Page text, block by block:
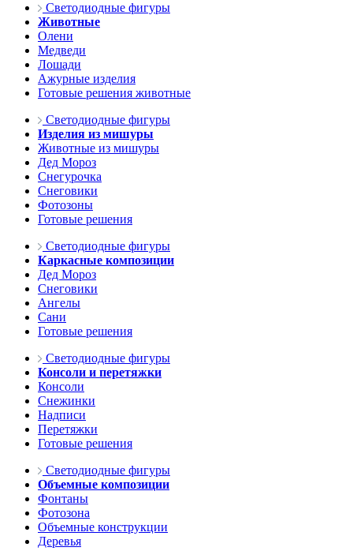
Светодиодные фигуры
Животные
Олени
Медведи
Лошади
Ажурные изделия
Готовые решения животные
Светодиодные фигуры
Изделия из мишуры
Животные из мишуры
Дед Мороз
Снегурочка
Снеговики
Фотозоны
Готовые решения
Светодиодные фигуры
Каркасные композиции
Дед Мороз
Снеговики
Ангелы
Сани
Готовые решения
Светодиодные фигуры
Консоли и перетяжки
Консоли
Снежинки
Надписи
Перетяжки
Готовые решения
Светодиодные фигуры
Объемные композиции
Фонтаны
Фотозона
Объемные конструкции
Деревья